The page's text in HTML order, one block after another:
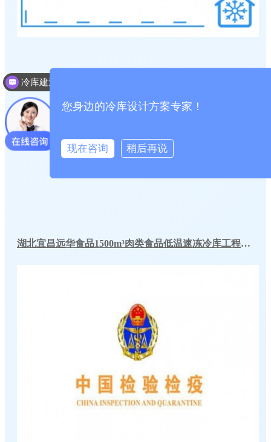
湖北宜昌远华食品1500m³肉类食品低温速冻冷库工程方案
您身边的冷库设计方案专家！
现在咨询 稍后再说